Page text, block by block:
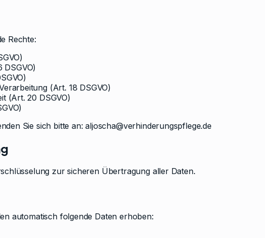
Rechte:
DSGVO)
(Art. 18 DSGVO)
(Art. 20 DSGVO)
Sie sich bitte an: aljoscha@verhinderungspflege.de
zur sicheren Übertragung aller Daten.
automatisch folgende Daten erhoben: